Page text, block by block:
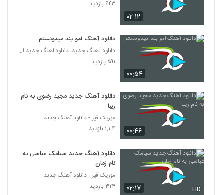
174
دی جی میلاد شیرزاد آهنگ شب یلدا
۸۲۴ بازدید
دانلود آهنگ نادر (جدید) حراج (Nader New
۵۰۸ بازدید
176
آهنگ سعید علیزاده (I) بنام کابوس تازه
۶۹۴ بازدید
Nosrati Rahe Ma)
۴۶۶ بازدید
مانی زندی آهنگ دوست دارم
۰۲:۱۲
۶۴۳ بازدید
۰۰:۵۴
دانلود آهنگ امو بند میدونستم
دانلود آهنگ جدید، دانلود اهنگ جدید ایرانی
۵۹۱ بازدید
۰۰:۴۶
دانلود آهنگ جدید مجید رضوی به نام
زیبا
موزیک قیر - دانلود آهنگ جدبد
۱,۱۱۴ بازدید
۰۲:۱۷ HD
دانلود آهنگ جدید سیامک عباسی به
نام زمان
موزیک قیر - دانلود آهنگ جدبد
۳۲۴ بازدید